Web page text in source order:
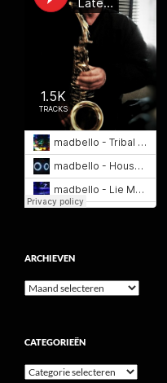
ARCHIEVEN
Archieven
CATEGORIEËN
Categorieën